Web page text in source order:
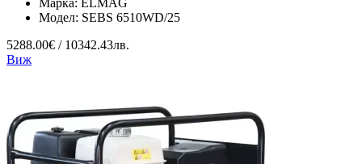
Марка: ELMAG
Модел: SEBS 6510WD/25
5288.00€ / 10342.43лв.
Виж